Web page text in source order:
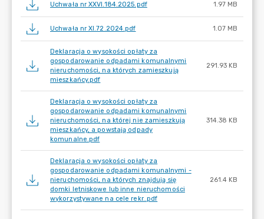
Uchwała nr XXVI.184.2025.pdf 1.97 MB
Uchwała nr XI.72.2024.pdf 1.07 MB
Deklaracja o wysokości opłaty za
gospodarowanie odpadami komunalnymi
nieruchomości, na których zamieszkują
mieszkańcy.pdf
291.93 KB
Deklaracja o wysokości opłaty za
gospodarowanie odpadami komunalnymi
nieruchomości, na której nie zamieszkują
mieszkańcy, a powstają odpady
komunalne.pdf
314.38 KB
Deklaracja o wysokości opłaty za
gospodarowanie odpadami komunalnymi -
nieruchomości, na których znajdują się
domki letniskowe lub inne nieruchomości
wykorzystywane na cele rekr..pdf
261.4 KB